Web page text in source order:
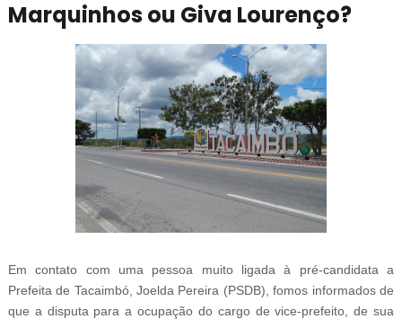
Marquinhos ou Giva Lourenço?
Em contato com uma pessoa muito ligada à pré-candidata a
Prefeita de Tacaimbó, Joelda Pereira (PSDB), fomos informados de
que a disputa para a ocupação do cargo de vice-prefeito, de sua